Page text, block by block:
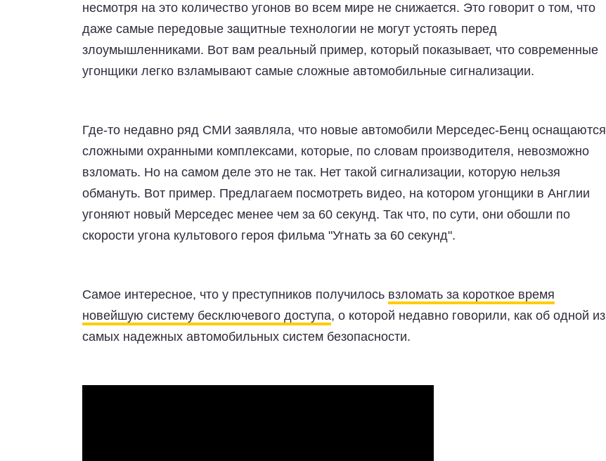
несмотря на это количество угонов во всем мире не снижается. Это говорит о том, что
даже самые передовые защитные технологии не могут устоять перед
злоумышленниками. Вот вам реальный пример, который показывает, что современные
угонщики легко взламывают самые сложные автомобильные сигнализации.
Где-то недавно ряд СМИ заявляла, что новые автомобили Мерседес-Бенц оснащаются
сложными охранными комплексами, которые, по словам производителя, невозможно
взломать. Но на самом деле это не так. Нет такой сигнализации, которую нельзя
обмануть. Вот пример. Предлагаем посмотреть видео, на котором угонщики в Англии
угоняют новый Мерседес менее чем за 60 секунд. Так что, по сути, они обошли по
скорости угона культового героя фильма "Угнать за 60 секунд".
Самое интересное, что у преступников получилось взломать за короткое время
новейшую систему бесключевого доступа, о которой недавно говорили, как об одной из
самых надежных автомобильных систем безопасности.